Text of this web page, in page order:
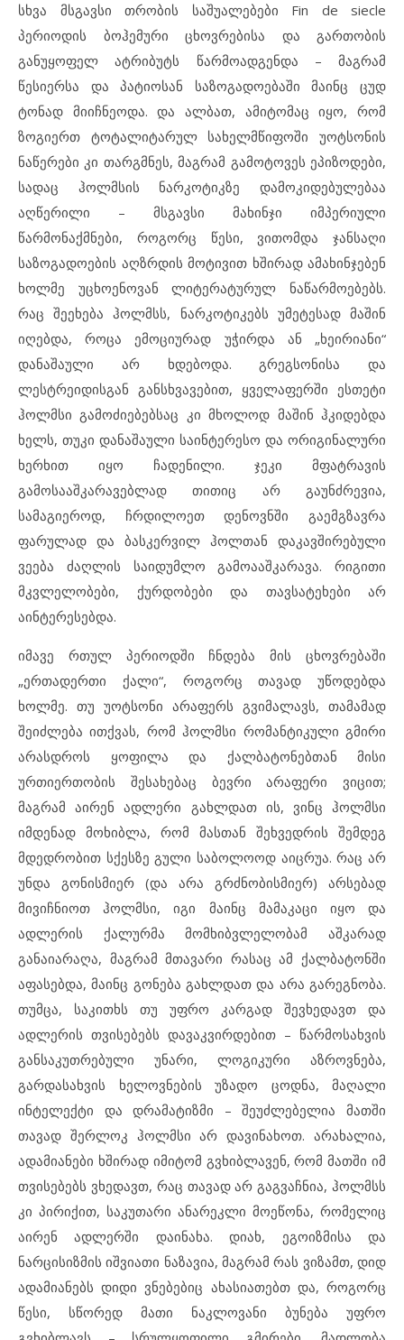
სხვა მსგავსი თრობის საშუალებები Fin de siecle
პერიოდის ბოჰემური ცხოვრებისა და გართობის
განუყოფელ ატრიბუტს წარმოადგენდა – მაგრამ
წესიერსა და პატიოსან საზოგადოებაში მაინც ცუდ
ტონად მიიჩნეოდა. და ალბათ, ამიტომაც იყო, რომ
ზოგიერთ ტოტალიტარულ სახელმწიფოში უოტსონის
ნაწერები კი თარგმნეს, მაგრამ გამოტოვეს ეპიზოდები,
სადაც ჰოლმსის ნარკოტიკზე დამოკიდებულებაა
აღწერილი – მსგავსი მახინჯი იმპერიული
წარმონაქმნები, როგორც წესი, ვითომდა ჯანსაღი
საზოგადოების აღზრდის მოტივით ხშირად ამახინჯებენ
ხოლმე უცხოენოვან ლიტერატურულ ნაწარმოებებს.
რაც შეეხება ჰოლმსს, ნარკოტიკებს უმეტესად მაშინ
იღებდა, როცა ემოციურად უჭირდა ან „ხეირიანი“
დანაშაული არ ხდებოდა. გრეგსონისა და
ლესტრეიდისგან განსხვავებით, ყველაფერში ესთეტი
ჰოლმსი გამოძიებებსაც კი მხოლოდ მაშინ ჰკიდებდა
ხელს, თუკი დანაშაული საინტერესო და ორიგინალური
ხერხით იყო ჩადენილი. ჯეკი მფატრავის
გამოსააშკარავებლად თითიც არ გაუნძრევია,
სამაგიეროდ, ჩრდილოეთ დენოვნში გაემგზავრა
ფარულად და ბასკერვილ ჰოლთან დაკავშირებული
ვეება ძაღლის საიდუმლო გამოააშკარავა. რიგითი
მკვლელობები, ქურდობები და თავსატეხები არ
აინტერესებდა.
იმავე რთულ პერიოდში ჩნდება მის ცხოვრებაში
„ერთადერთი ქალი“, როგორც თავად უწოდებდა
ხოლმე. თუ უოტსონი არაფერს გვიმალავს, თამამად
შეიძლება ითქვას, რომ ჰოლმსი რომანტიკული გმირი
არასდროს ყოფილა და ქალბატონებთან მისი
ურთიერთობის შესახებაც ბევრი არაფერი ვიცით;
მაგრამ აირენ ადლერი გახლდათ ის, ვინც ჰოლმსი
იმდენად მოხიბლა, რომ მასთან შეხვედრის შემდეგ
მდედრობით სქესზე გული საბოლოოდ აიცრუა. რაც არ
უნდა გონისმიერ (და არა გრძნობისმიერ) არსებად
მივიჩნიოთ ჰოლმსი, იგი მაინც მამაკაცი იყო და
ადლერის ქალურმა მომხიბვლელობამ აშკარად
განაიარაღა, მაგრამ მთავარი რასაც ამ ქალბატონში
აფასებდა, მაინც გონება გახლდათ და არა გარეგნობა.
თუმცა, საკითხს თუ უფრო კარგად შევხედავთ და
ადლერის თვისებებს დავაკვირდებით – წარმოსახვის
განსაკუთრებული უნარი, ლოგიკური აზროვნება,
გარდასახვის ხელოვნების უზადო ცოდნა, მაღალი
ინტელექტი და დრამატიზმი – შეუძლებელია მათში
თავად შერლოკ ჰოლმსი არ დავინახოთ. არახალია,
ადამიანები ხშირად იმიტომ გვხიბლავენ, რომ მათში იმ
თვისებებს ვხედავთ, რაც თავად არ გაგვაჩნია, ჰოლმსს
კი პირიქით, საკუთარი ანარეკლი მოეწონა, რომელიც
აირენ ადლერში დაინახა. დიახ, ეგოიზმისა და
ნარცისიზმის იშვიათი ნაზავია, მაგრამ რას ვიზამთ, დიდ
ადამიანებს დიდი ვნებებიც ახასიათებთ და, როგორც
წესი, სწორედ მათი ნაკლოვანი ბუნება უფრო